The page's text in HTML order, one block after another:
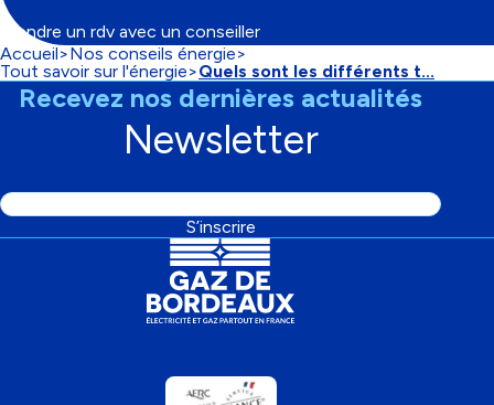
Prendre un rdv avec un conseiller
Fil
d'Ariane
Accueil
Nos conseils énergie
Tout savoir sur l'énergie
Quels sont les différents t...
Recevez nos dernières actualités
Newsletter
Adresse
S’inscrire